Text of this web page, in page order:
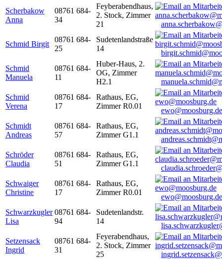
Scherbakow
Anna
08761 684-
34
Feyberabendhaus,
2. Stock, Zimmer
21
Schmid Birgit
08761 684-
25
Sudetenlandstraße
14
Schmid
Manuela
08761 684-
11
Huber-Haus, 2.
OG, Zimmer
H2.1
Schmid
Verena
08761 684-
17
Rathaus, EG,
Zimmer R0.01
ewo@moosburg.de
Schmidt
Andreas
08761 684-
57
Rathaus, EG,
Zimmer G1.1
Schröder
Claudia
08761 684-
51
Rathaus, EG,
Zimmer G1.1
Schwaiger
Christine
08761 684-
17
Rathaus, EG,
Zimmer R0.01
ewo@moosburg.de
Schwarzkugler
Lisa
08761 684-
94
Sudetenlandstr.
14
Setzensack
Ingrid
08761 684-
31
Feyerabendhaus,
2. Stock, Zimmer
25